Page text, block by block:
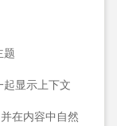
题
起显示上下文
在内容中自然